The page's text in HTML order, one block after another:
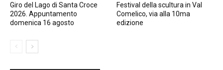
Giro del Lago di Santa Croce
2026. Appuntamento
domenica 16 agosto
Festival della scultura in Val
Comelico, via alla 10ma
edizione